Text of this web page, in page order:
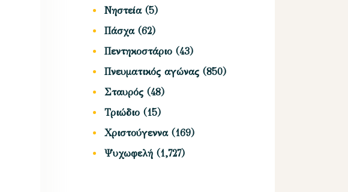
Νηστεία(5)
Πάσχα(62)
Πεντηκοστάριο (43)
Πνευματικός αγώνας (850)
Σταυρός (48)
Τριώδιο (15)
Χριστούγεννα(169)
Ψυχωφελή (1,727)